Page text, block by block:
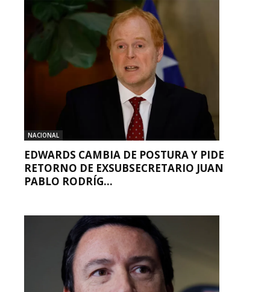
NACIONAL
EDWARDS CAMBIA DE POSTURA Y PIDE
RETORNO DE EXSUBSECRETARIO JUAN
PABLO RODRÍG...